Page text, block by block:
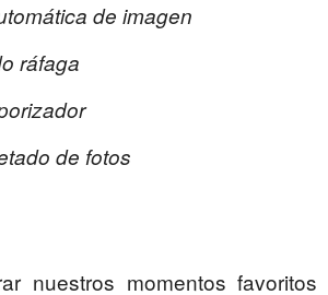
de imagen
ráfaga
de fotos
nuestros momentos